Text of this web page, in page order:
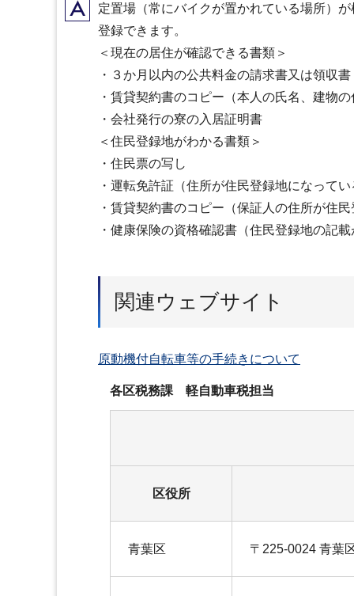
A定置場（常にバイクが置かれている場所）
登録できます。
＜現在の居住が確認できる書類＞
・３か月以内の公共料金の請求書又は領収
・賃貸契約書のコピー（本人の氏名、建物
・会社発行の寮の入居証明書
＜住民登録地がわかる書類＞
・住民票の写し
・運転免許証（住所が住民登録地になって
・賃貸契約書のコピー（保証人の住所が住
・健康保険の資格確認書（住民登録地の記
関連ウェブサイト
原動機付自転車等の手続きについて
各区税務課 軽自動車税担当
区役所
青葉区 〒225-0024 青葉